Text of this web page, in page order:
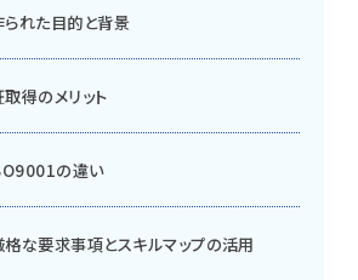
れた目的と背景
得のメリット
の違い
な要求事項とスキルマップの活用